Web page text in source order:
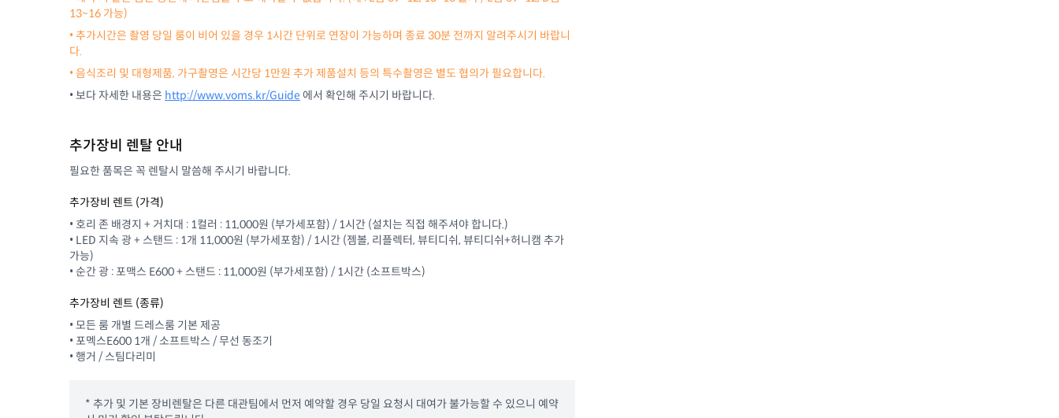
13~16 가능)
• 추가시간은 촬영 당일 룸이 비어 있을 경우 1시간 단위로 연장이 가능하며 종료 30분 전까지 알려주시기 바랍니
다.
• 음식조리 및 대형제품, 가구촬영은 시간당 1만원 추가 제품설치 등의 특수촬영은 별도 협의가 필요합니다.
• 보다 자세한 내용은 http://www.voms.kr/Guide 에서 확인해 주시기 바랍니다.
추가장비 렌탈 안내
필요한 품목은 꼭 렌탈시 말씀해 주시기 바랍니다.
추가장비 렌트 (가격)
• 호리 존 배경지 + 거치대 : 1컬러 : 11,000원 (부가세포함) / 1시간 (설치는 직접 해주셔야 합니다.)
• LED 지속 광 + 스탠드 : 1개 11,000원 (부가세포함) / 1시간 (젬볼, 리플렉터, 뷰티디쉬, 뷰티디쉬+허니캠 추가
가능)
• 순간 광 : 포맥스 E600 + 스탠드 : 11,000원 (부가세포함) / 1시간 (소프트박스)
추가장비 렌트 (종류)
• 모든 룸 개별 드레스룸 기본 제공
• 포멕스E600 1개 / 소프트박스 / 무선 동조기
• 행거 / 스팀다리미
* 추가 및 기본 장비렌탈은 다른 대관팀에서 먼저 예약할 경우 당일 요청시 대여가 불가능할 수 있으니 예약